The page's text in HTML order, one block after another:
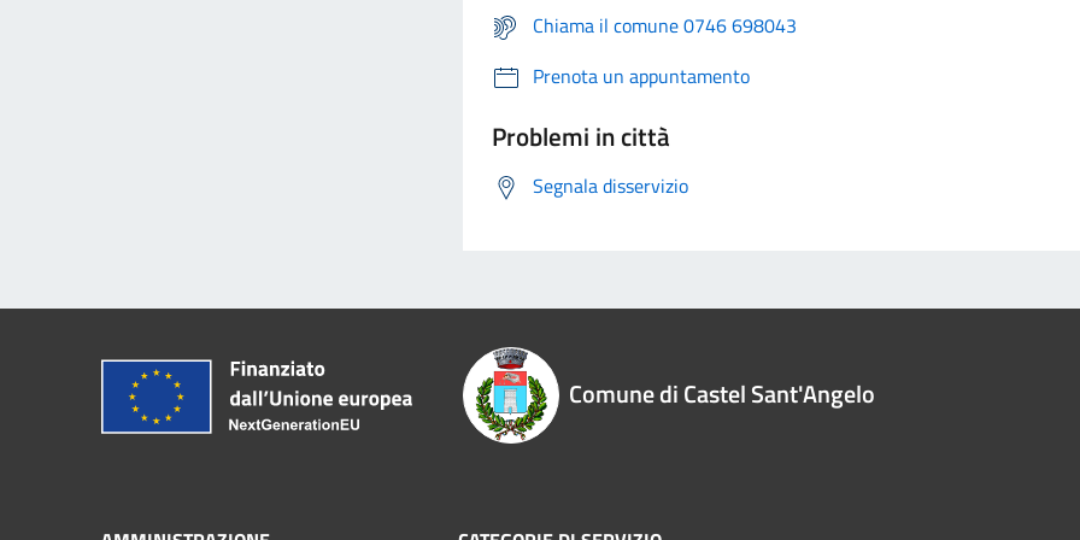
Chiama il comune 0746 698043
Prenota un appuntamento
Problemi in città
Segnala disservizio
Comune di Castel Sant'Angelo